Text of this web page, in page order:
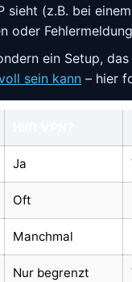
(z.B. bei
oder
ein Setup, das
sein kann – hier
Ja
Oft
Manchmal
Nur begrenzt